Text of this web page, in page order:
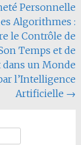
Personnelle
Algorithmes :
le Contrôle de
Temps et de
dans un Monde
l’Intelligence
Artificielle →